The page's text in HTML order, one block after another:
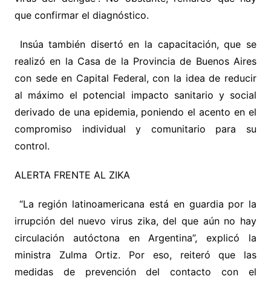
que confirmar el diagnóstico.
Insúa también disertó en la capacitación, que se
realizó en la Casa de la Provincia de Buenos Aires
con sede en Capital Federal, con la idea de reducir
al máximo el potencial impacto sanitario y social
derivado de una epidemia, poniendo el acento en el
compromiso individual y comunitario para su
control.
ALERTA FRENTE AL ZIKA
“La región latinoamericana está en guardia por la
irrupción del nuevo virus zika, del que aún no hay
circulación autóctona en Argentina”, explicó la
ministra Zulma Ortiz. Por eso, reiteró que las
medidas de prevención del contacto con el